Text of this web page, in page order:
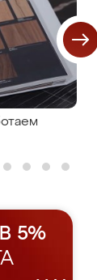
5%